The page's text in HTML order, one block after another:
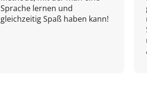
Sprache lernen und
gleichzeitig Spaß haben kann!